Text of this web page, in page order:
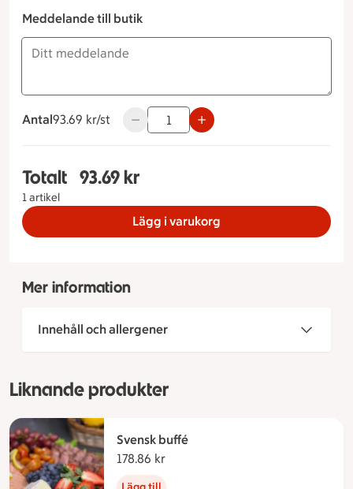
Meddelande till butik
Antal
93.69 kronor styck
93.69 kr/st Använd knapparna för att minska
Totalt
1 artikel
Totalt 1 stycken Vegansk buffé, 93.69 kronor
93.69 kr
Lägg i varukorg
Mer information
Innehåll och allergener
Liknande produkter
Svensk buffé
178.86 kr